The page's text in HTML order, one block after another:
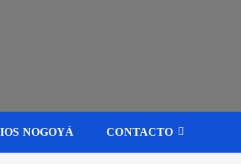
NOGOYÁ CONTACTO